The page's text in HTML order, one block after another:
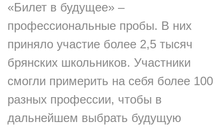
«Билет в будущее» –
профессиональные пробы. В них
приняло участие более 2,5 тысяч
брянских школьников. Участники
смогли примерить на себя более 100
разных профессии, чтобы в
дальнейшем выбрать будущую